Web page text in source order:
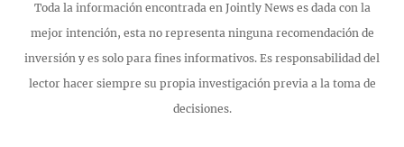
Toda la información encontrada en Jointly News es dada con la
mejor intención, esta no representa ninguna recomendación de
inversión y es solo para fines informativos. Es responsabilidad del
lector hacer siempre su propia investigación previa a la toma de
decisiones.